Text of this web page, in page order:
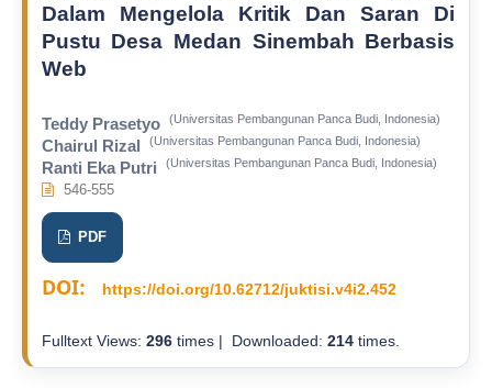
Dalam Mengelola Kritik Dan Saran Di
Pustu Desa Medan Sinembah Berbasis
Web
Teddy Prasetyo (Universitas Pembangunan Panca Budi, Indonesia)
Chairul Rizal (Universitas Pembangunan Panca Budi, Indonesia)
Ranti Eka Putri (Universitas Pembangunan Panca Budi, Indonesia)
546-555
PDF
DOI: https://doi.org/10.62712/juktisi.v4i2.452
Fulltext Views: 296times | Downloaded: 214times.